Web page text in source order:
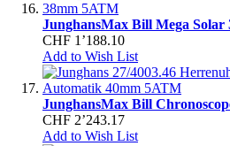
JunghansMax Bill Mega Solar
CHF 1’188.10
Add to Wish List
JunghansMax Bill
CHF 2’243.17
Add to Wish List